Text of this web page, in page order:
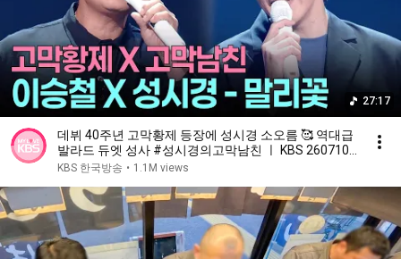
27:17
데뷔 40주년 고막황제 등장에 성시경 소오름 🥰 역대급
발라드 듀엣 성사 #성시경의고막남친 ㅣ KBS 260710
방송
KBS 한국방송 • 1.1M views